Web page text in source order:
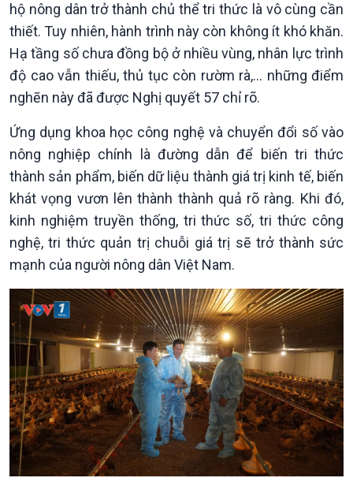
Tuyên chiến với gian lận
thương mại
đảo
Tìm hiểu biển, đảo Việt
Nam
Xã hội
Tin Đời sống & Xã hội
360 độ Sức khỏe
Chuyển đổi Xanh
Tài nguyên và Môi trường
Chuyên gia của bạn
Xã hội chuyển động
Bước chân đến trường
Khoa học & Công nghệ
Kết nối công nghệ
Sống chung với biến đổi
khí hậu
hộ nông dân trở thành chủ thể tri thức là vô cùng cần
thiết. Tuy nhiên, hành trình này còn không ít khó khăn.
Hạ tầng số chưa đồng bộ ở nhiều vùng, nhân lực trình
độ cao vẫn thiếu, thủ tục còn rườm rà,… những điểm
nghẽn này đã được Nghị quyết 57 chỉ rõ.
Ứng dụng khoa học công nghệ và chuyển đổi số vào
nông nghiệp chính là đường dẫn để biến tri thức
thành sản phẩm, biến dữ liệu thành giá trị kinh tế, biến
khát vọng vươn lên thành thành quả rõ ràng. Khi đó,
kinh nghiệm truyền thống, tri thức số, tri thức công
nghệ, tri thức quản trị chuỗi giá trị sẽ trở thành sức
mạnh của người nông dân Việt Nam.